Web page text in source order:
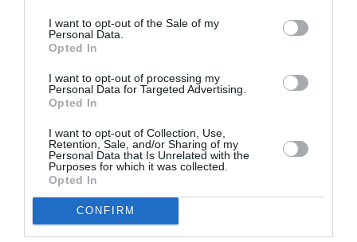
I want to opt-out of the Sale of my
Personal Data.
Opted In
I want to opt-out of processing my
Personal Data for Targeted Advertising.
Opted In
I want to opt-out of Collection, Use,
Retention, Sale, and/or Sharing of my
Personal Data that Is Unrelated with the
Purposes for which it was collected.
Opted In
CONFIRM
«Πώς θα ξέρω ότι δεν θα πειράξει κανείς το παιδί
μου στο σχολείο;»: Η απάντηση μιας ειδικού